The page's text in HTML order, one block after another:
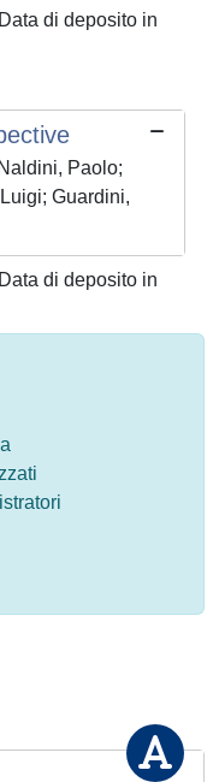
di deposito in
Paolo;
Guardini,
di deposito in